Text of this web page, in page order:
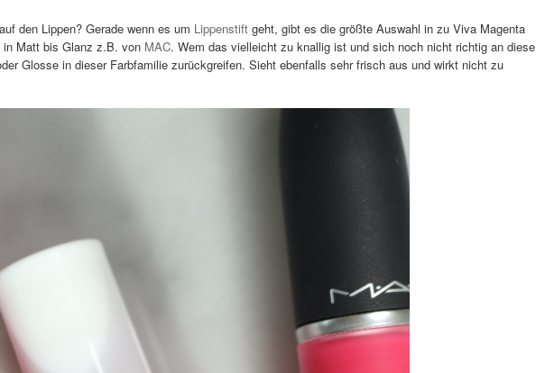
den Lippen? Gerade wenn es um Lippenstift geht, gibt es die größte Auswahl in zu Viva Magenta
in Matt bis Glanz z.B. von MAC. Wem das vielleicht zu knallig ist und sich noch nicht richtig an diese
Glosse in dieser Farbfamilie zurückgreifen. Sieht ebenfalls sehr frisch aus und wirkt nicht zu